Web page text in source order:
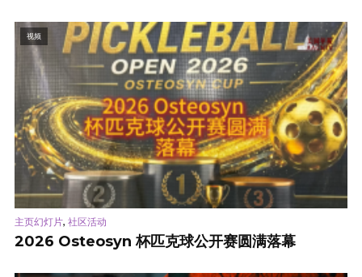
视频
主页幻灯片, 社区活动
2026 Osteosyn 杯匹克球公开赛圆满落幕